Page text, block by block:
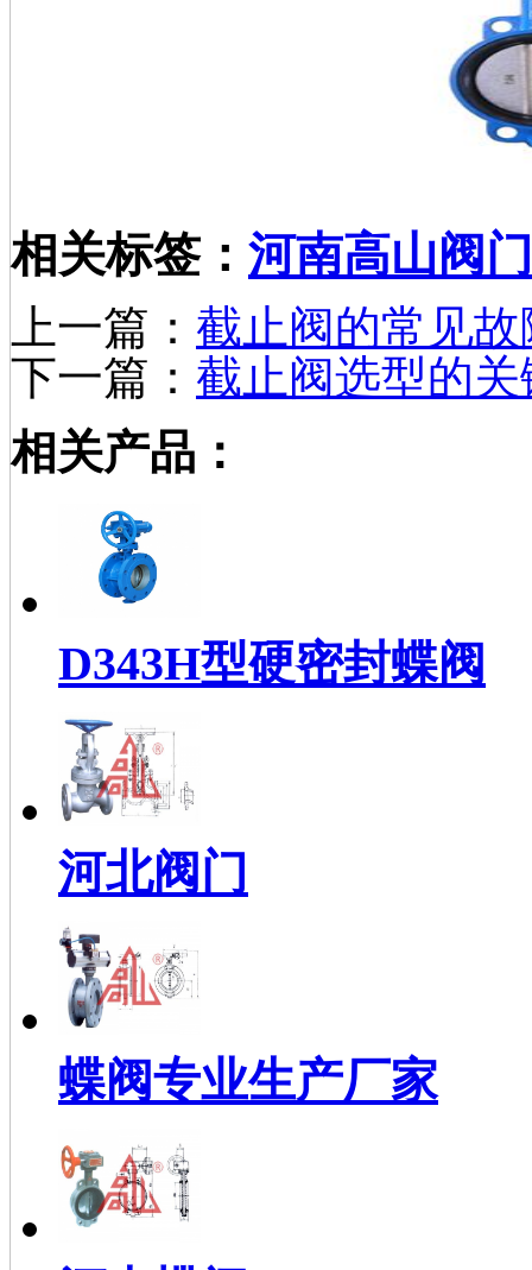
相关标签： 河南高山阀门
上一篇： 截止阀的常见
下一篇： 截止阀选型的
相关产品：
D343H型硬密封蝶阀
河北阀门
蝶阀专业生产厂家